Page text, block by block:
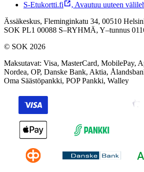
S-Etukortti.fi
, Avautuu uuteen
Ässäkeskus, Fleminginkatu 34, 00510
SOK PL1 00088 S–RYHMÄ, Y–tunnus
© SOK 2026
Maksutavat: Visa, MasterCard, MobilePay,
Nordea, OP, Danske Bank, Aktia,
Oma Säästöpankki, POP Pankki, Walley